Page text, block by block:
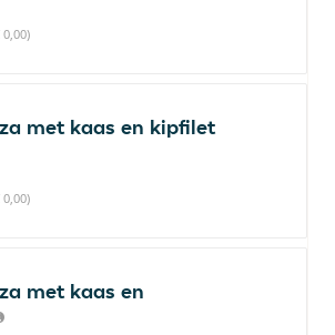
met kaas en kipfilet
met kaas en